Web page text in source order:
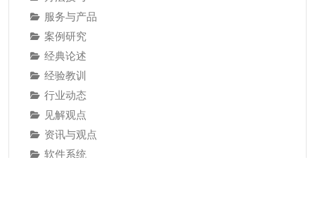
服务与产品
案例研究
经典论述
经验教训
行业动态
见解观点
资讯与观点
软件系统